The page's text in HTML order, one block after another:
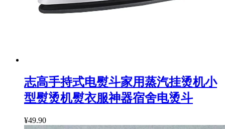
志高手持式电熨斗家用蒸汽挂烫机小
型熨烫机熨衣服神器宿舍电烫斗
¥49.90